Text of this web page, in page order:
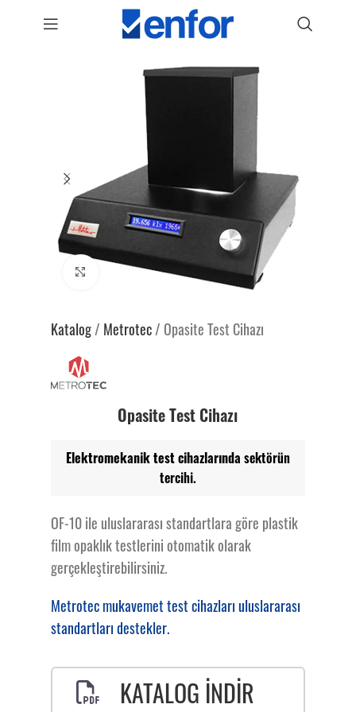
Genişlet
Katalog/ Metrotec/ Opasite Test Cihazı
Opasite Test Cihazı
Elektromekanik test cihazlarında sektörün
tercihi.
OF-10 ile uluslararası standartlara göre plastik
film opaklık testlerini otomatik olarak
gerçekleştirebilirsiniz.
Metrotec mukavemet test cihazları uluslararası
standartları destekler.
KATALOG İNDİR